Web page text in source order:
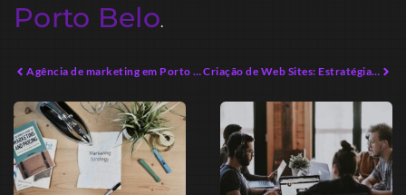
Porto Belo.
Agência de marketing em Porto Belo: Transforme Seu Negócio Hoje Criação de Web Sites: Estratégias Práticas para Sucesso Online